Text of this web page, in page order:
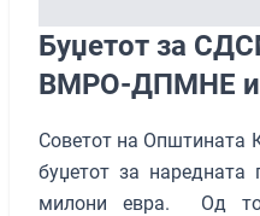
Буџетот за
ВМРО-ДПМНЕ
Советот на Општината
буџетот за
милони евра. Од